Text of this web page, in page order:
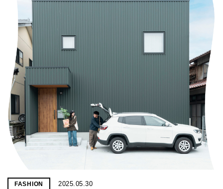
FASHION 2025.05.30